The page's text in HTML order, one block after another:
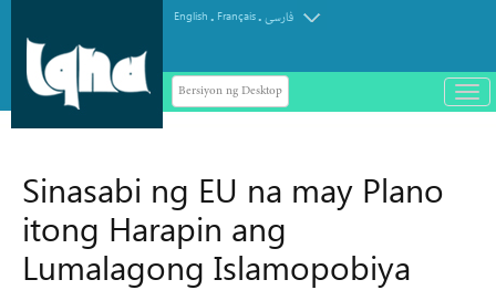
English . Français.فارسی
Bersiyon ng Desktop
باز
و
Sinasabi ng EU na may Plano
itong Harapin ang
Lumalagong Islamopobiya